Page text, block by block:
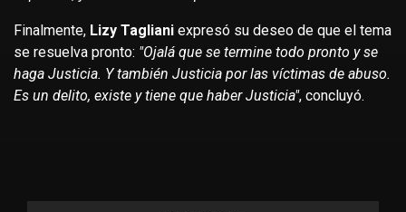
Finalmente, Lizy Tagliani expresó su deseo de que el tema
se resuelva pronto: "Ojalá que se termine todo pronto y se
haga Justicia. Y también Justicia por las víctimas de abuso.
Es un delito, existe y tiene que haber Justicia", concluyó.